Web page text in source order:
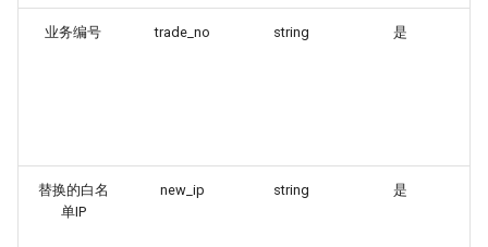
业务编号 trade_no string 是
替换的白名
单IP
new_ip string 是